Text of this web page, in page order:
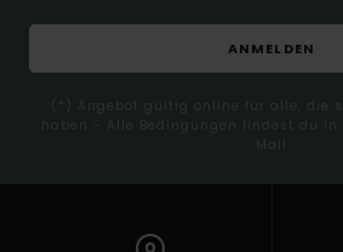
ANMELDEN
(*) Angebot gültig online für alle, die
haben - Alle Bedingungen findest du in
Mail